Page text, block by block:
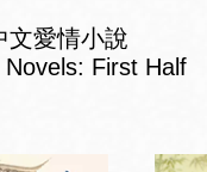
文愛情小說
First Half